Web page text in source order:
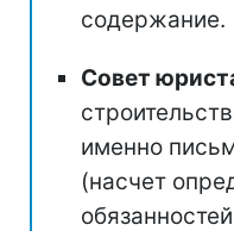
содержание.
Совет
именно
(насчет